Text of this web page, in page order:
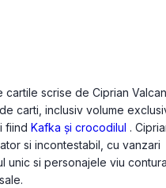
scrise de Ciprian Valcan ,
carti, inclusiv volume
fiindKafka și crocodilul .
si incontestabil, cu vanzari
unic si personajele viu